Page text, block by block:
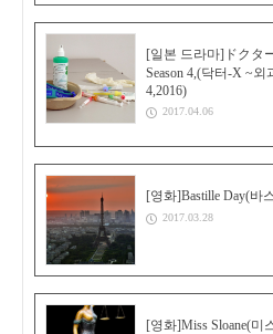
[일본 드라마]ドクタ
Season 4,(닥터-X ~
4,2016)
2017.04.06
[영화]Bastille Day(바
2017.03.28
[영화]Miss Sloane(미